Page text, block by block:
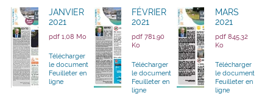
JANVIER
2021
pdf 1,08 Mo
Télécharger
le document
Feuilleter en
ligne
FÉVRIER
2021
pdf 781,90
Ko
Télécharger
le document
Feuilleter en
ligne
MARS
2021
pdf 845,32
Ko
Télécharger
le document
Feuilleter en
ligne